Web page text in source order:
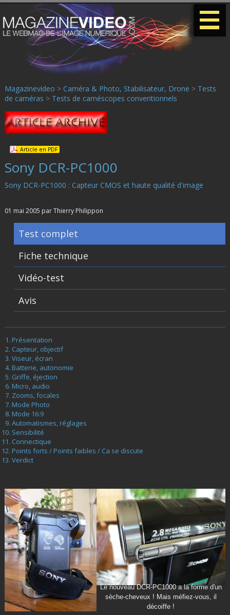
Magazinevideo > Caméra & Photo, Stabilisateur, Drone > Tests
de caméras > Tests de caméscopes conventionnels
Article en PDF
Sony DCR-PC1000
Sony DCR-PC1000 : Capteur CMOS et haute qualité d'image
01 mai 2005 par Thierry Philippon
Test complet
Fiche technique
Vidéo-test
Avis
Présentation
Capteur, objectif
Viseur, écran
Batterie, autonomie
Griffe, éjection
Micro, audio
Zooms, focales
Mode Photo
Mode 16:9
Automatismes, réglages
Sensibilité
Connectique
Points forts / Points faibles / Ca se discute
Verdict
Le nouveau DCR-PC1000 a la forme d'un
sèche-cheveux ! Mais méfiez-vous, il
décoiffe !
-
-
-